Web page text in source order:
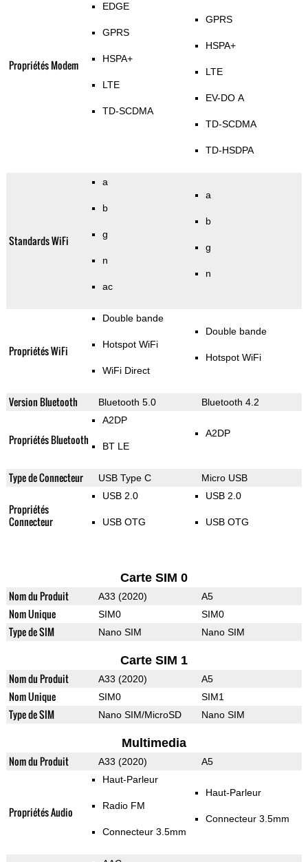
Propriétés Modem
EDGE
GPRS
HSPA+
LTE
TD-SCDMA
GPRS
HSPA+
LTE
EV-DO A
TD-SCDMA
TD-HSDPA
Standards WiFi
a
b
g
n
ac
a
b
g
n
Propriétés WiFi
Double bande
Hotspot WiFi
WiFi Direct
Double bande
Hotspot WiFi
Version Bluetooth Bluetooth 5.0 Bluetooth 4.2
Propriétés Bluetooth
A2DP
BT LE
A2DP
Type de Connecteur USB Type C Micro USB
Propriétés
Connecteur
USB 2.0
USB OTG
USB 2.0
USB OTG
Carte SIM 0
Nom du Produit A33 (2020) A5
Nom Unique SIM0 SIM0
Type de SIM Nano SIM Nano SIM
Carte SIM 1
Nom du Produit A33 (2020) A5
Nom Unique SIM0 SIM1
Type de SIM Nano SIM/MicroSD Nano SIM
Multimedia
Nom du Produit A33 (2020) A5
Propriétés Audio
Haut-Parleur
Radio FM
Connecteur 3.5mm
Haut-Parleur
Connecteur 3.5mm